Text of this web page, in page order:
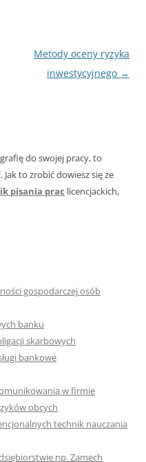
Metody oceny ryzyka
inwestycyjnego →
do swojej pracy, to
Jak to zrobić dowiesz się ze
pisania prac licencjackich,
gospodarczej osób
banku
skarbowych
bankowe
w firmie
obcych
technik nauczania
np. Zamech